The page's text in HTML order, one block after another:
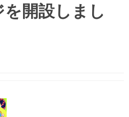
開設しまし